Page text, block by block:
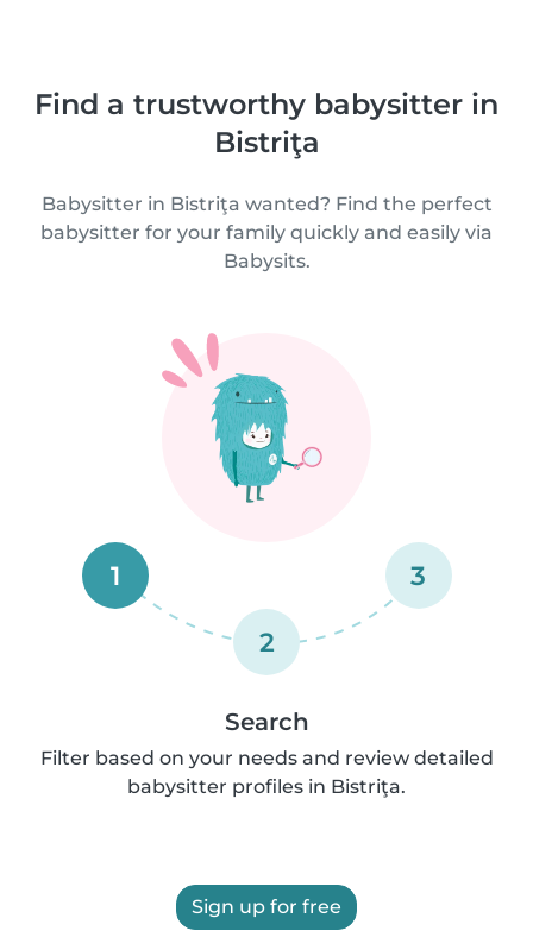
Find a trustworthy babysitter in
Bistriţa
Babysitter in Bistriţa wanted? Find the perfect
babysitter for your family quickly and easily via
Babysits.
1
2
3
Search
Filter based on your needs and review detailed
babysitter profiles in Bistriţa.
Sign up for free